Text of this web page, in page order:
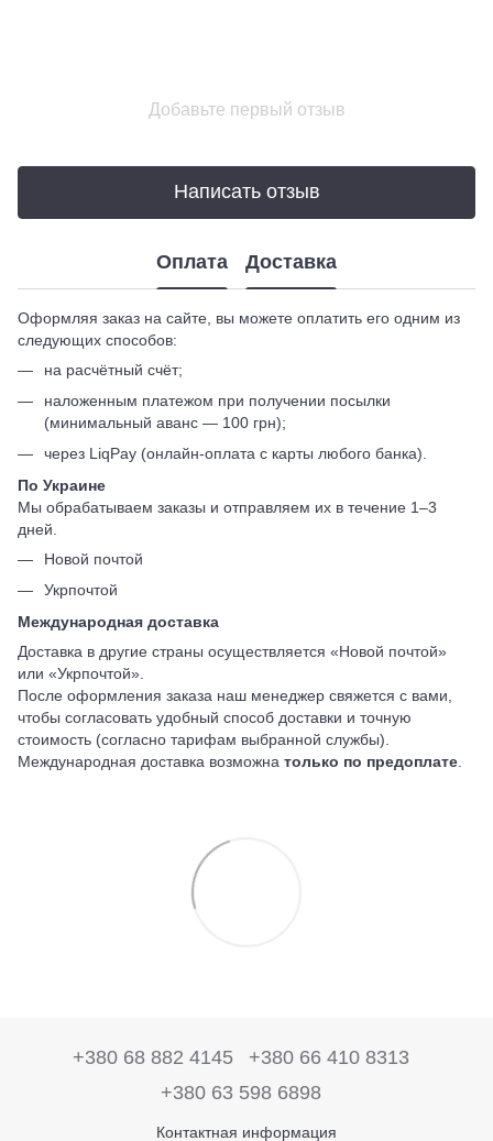
Добавьте первый отзыв
Написать отзыв
Оплата Доставка
Оформляя заказ на сайте, вы можете оплатить его одним из
следующих способов:
на расчётный счёт;
наложенным платежом при получении посылки
(минимальный аванс — 100 грн);
через LiqPay (онлайн-оплата с карты любого банка).
По Украине
Мы обрабатываем заказы и отправляем их в течение 1–3
дней.
Новой почтой
Укрпочтой
Международная доставка
Доставка в другие страны осуществляется «Новой почтой»
или «Укрпочтой».
После оформления заказа наш менеджер свяжется с вами,
чтобы согласовать удобный способ доставки и точную
стоимость (согласно тарифам выбранной службы).
Международная доставка возможна только по предоплате
+380 68 882 4145
+380 66 410 8313
+380 63 598 6898
Контактная информация